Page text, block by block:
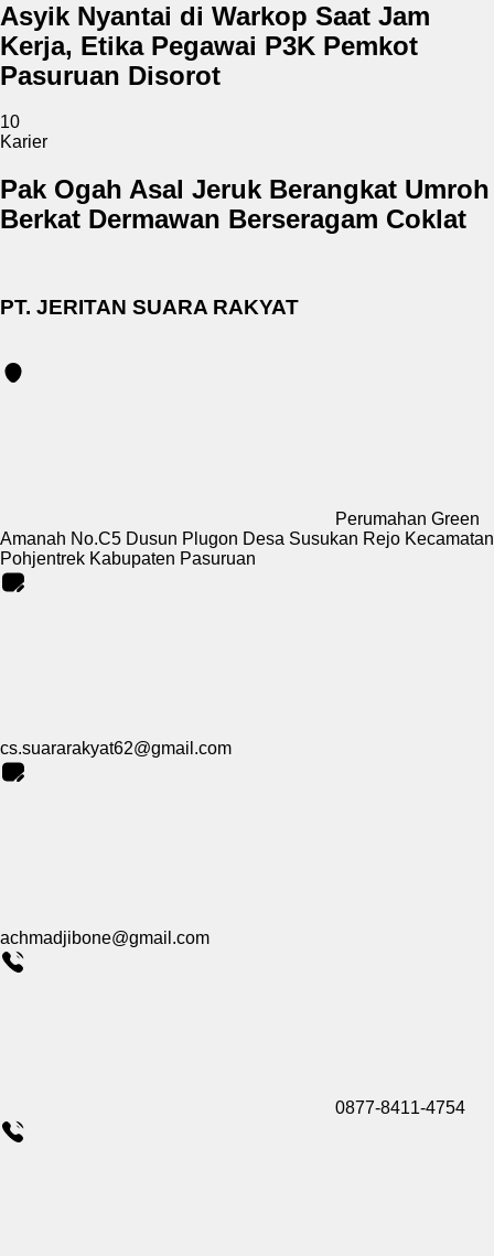
Asyik Nyantai di Warkop Saat Jam
Kerja, Etika Pegawai P3K Pemkot
Pasuruan Disorot
10
Karier
Pak Ogah Asal Jeruk Berangkat Umroh
Berkat Dermawan Berseragam Coklat
PT. JERITAN SUARA RAKYAT
Perumahan Green
Amanah No.C5 Dusun Plugon Desa Susukan Rejo Kecamatan
Pohjentrek Kabupaten Pasuruan
cs.suararakyat62@gmail.com
achmadjibone@gmail.com
0877-8411-4754